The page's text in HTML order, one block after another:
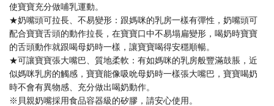
使寶寶充分做哺乳運動。
★奶嘴頭可拉長、不易變形：跟媽咪的乳房一樣有彈性，奶嘴頭可
配合寶寶舌頭的動作拉長，在寶寶口中不易塌扁變形，喝奶時寶寶
的舌頭動作就跟喝母奶時一樣，讓寶寶喝得安穩順暢。
★可讓寶寶張大嘴巴、質地柔軟：有如媽咪的乳房般豐滿鼓脹，近
似媽咪乳房的觸感，寶寶能像吸吮母奶時一樣張大嘴巴，寶寶喝奶
時不會有異物感、充分做出喝奶動作。
※貝親奶嘴採用食品容器級的矽膠，請安心使用。